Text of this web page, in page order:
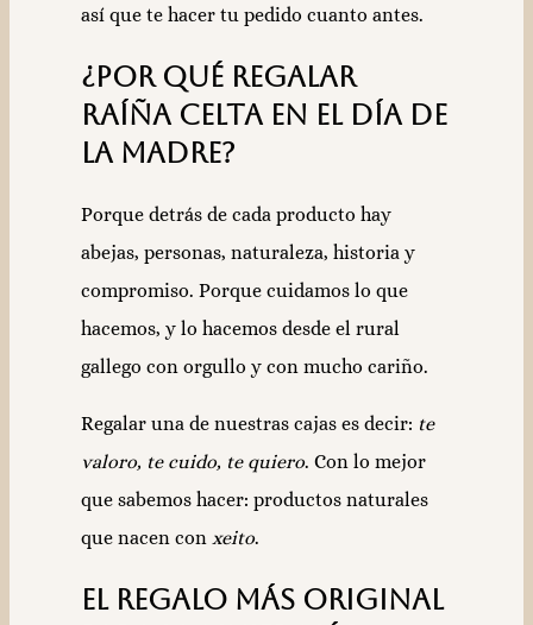
así que te hacer tu pedido cuanto antes.
¿Por qué regalar
Raíña Celta en el Día de
la Madre?
Porque detrás de cada producto hay
abejas, personas, naturaleza, historia y
compromiso. Porque cuidamos lo que
hacemos, y lo hacemos desde el rural
gallego con orgullo y con mucho cariño.
Regalar una de nuestras cajas es decir: te
valoro, te cuido, te quiero. Con lo mejor
que sabemos hacer: productos naturales
que nacen con xeito.
El regalo más original